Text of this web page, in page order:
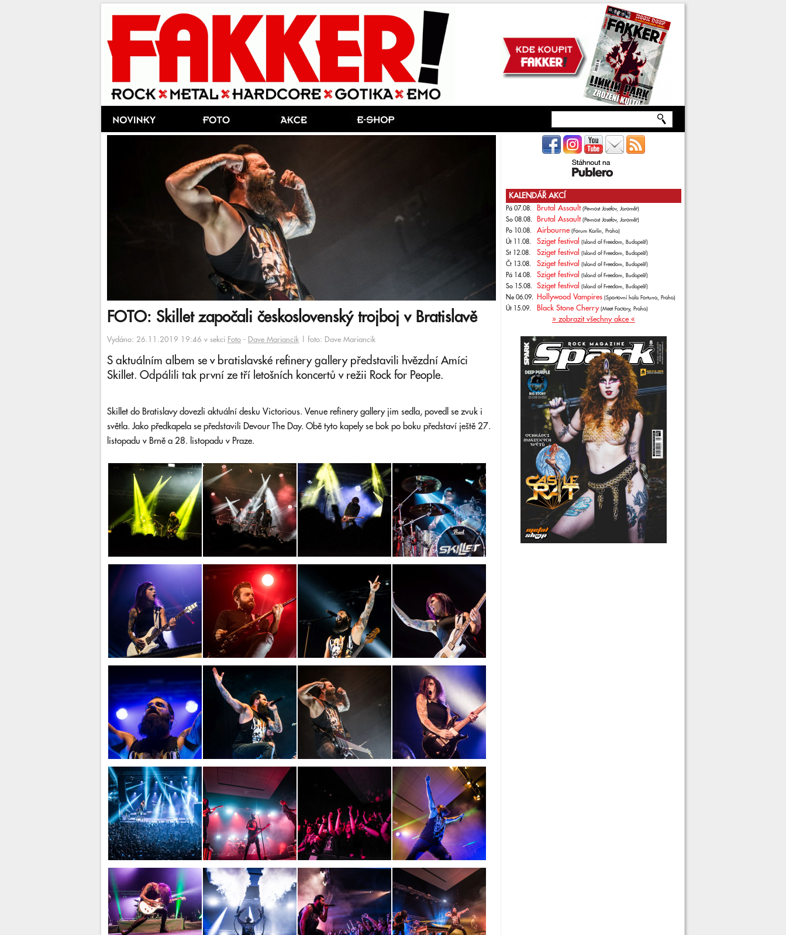
FOTO: Skillet započali československý trojboj v Bratislavě
Vydáno: 26.11.2019 19:46 v sekci Foto - Dave Mariancik | foto: Dave Mariancik
S aktuálním albem se v bratislavské refinery gallery představili hvězdní Amíci
Skillet. Odpálili tak první ze tří letošních koncertů v režii Rock for People.
Skillet do Bratislavy dovezli aktuální desku Victorious. Venue refinery gallery jim sedla, povedl se zvuk i
světla. Jako předkapela se představili Devour The Day. Obě tyto kapely se bok po boku představí ještě 27.
listopadu v Brně a 28. listopadu v Praze.
KALENDÁŘ AKCÍ
Pá 07.08. Brutal Assault (Pevnost Josefov, Jaroměř)
So 08.08. Brutal Assault (Pevnost Josefov, Jaroměř)
Po 10.08. Airbourne (Forum Karlín, Praha)
Út 11.08. Sziget festival (Island of Freedom, Budapešť)
St 12.08. Sziget festival (Island of Freedom, Budapešť)
Čt 13.08. Sziget festival (Island of Freedom, Budapešť)
Pá 14.08. Sziget festival (Island of Freedom, Budapešť)
So 15.08. Sziget festival (Island of Freedom, Budapešť)
Ne 06.09. Hollywood Vampires (Sportovní hala Fortuna, Praha)
Út 15.09. Black Stone Cherry (Meet Factory, Praha)
» zobrazit všechny akce «